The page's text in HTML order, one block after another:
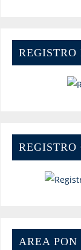
REGISTRO
AREA PON